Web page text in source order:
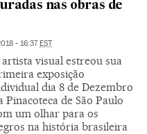
nas obras de
- 16:37EST
visual estreou sua
exposição
dia 8 de Dezembro
Pinacoteca de São Paulo
um olhar para os
na história brasileira